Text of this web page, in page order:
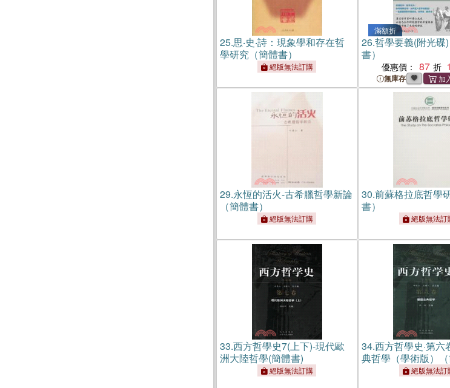
25.思‧史‧詩：現象學和存在哲
學研究（簡體書）
絕版無法訂購
滿額折
26.哲學要義(附光碟
書）
優惠價： 87
無庫存
29.永恆的活火-古希臘哲學新論
（簡體書）
絕版無法訂購
30.前蘇格拉底哲學
書）
絕版無法訂
33.西方哲學史7(上下)-現代歐
洲大陸哲學(簡體書)
絕版無法訂購
34.西方哲學史·第六
典哲學（學術版）（
絕版無法訂